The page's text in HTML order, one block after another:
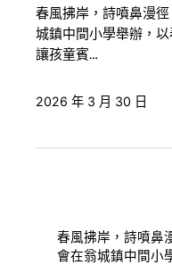
春風拂岸，詩噴鼻漫
城鎮中間小學舉辦，
讓孩童賓…
2026 年 3 月 30 日
春風拂岸，詩噴鼻
會在翁城鎮中間小